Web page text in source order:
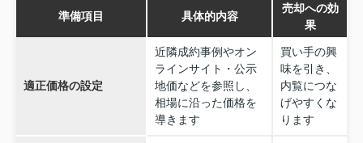
準備項目 具体的内容
売却への効
果
適正価格の設定
近隣成約事例やオン
ラインサイト・公示
地価などを参照し、
相場に沿った価格を
導きます
買い手の興
味を引き、
内覧につな
げやすくな
ります